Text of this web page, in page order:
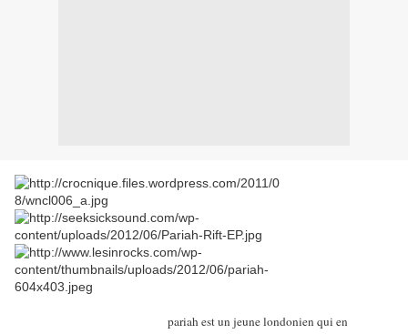
pariah est un jeune londonien qui en